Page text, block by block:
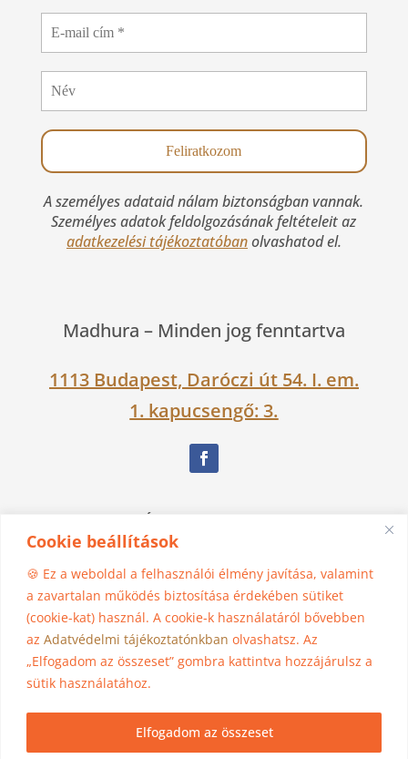
Cookie beállítások
🍪 Ez a weboldal a felhasználói élmény javítása, valamint
a zavartalan működés biztosítása érdekében sütiket
(cookie-kat) használ. A cookie-k használatáról bővebben
az Adatvédelmi tájékoztatónkban olvashatsz. Az
„Elfogadom az összeset” gombra kattintva hozzájárulsz a
sütik használatához.
Elfogadom az összeset
A személyes adataid nálam biztonságban vannak.
Személyes adatok feldolgozásának feltételeit az
adatkezelési tájékoztatóbanolvashatod el.
Madhura – Minden jog fenntartva
1113 Budapest, Daróczi út 54. I. em.
1. kapucsengő: 3.
06 30 525 1383
madhura@jogasziget.hu
Adatkezelési tájékoztató